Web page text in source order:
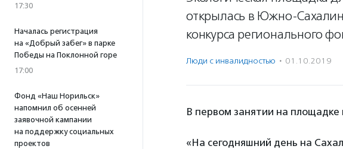
17:30
Началась регистрация
на «Добрый забег» в парке
Победы на Поклонной горе
17:00
Фонд «Наш Норильск»
напомнил об осенней
заявочной кампании
на поддержку социальных
проектов
открылась в Южно-
конкурса регионального
Люди с инвалидностью · 01.10.2019
В первом занятии на площадке
«На сегодняшний день на